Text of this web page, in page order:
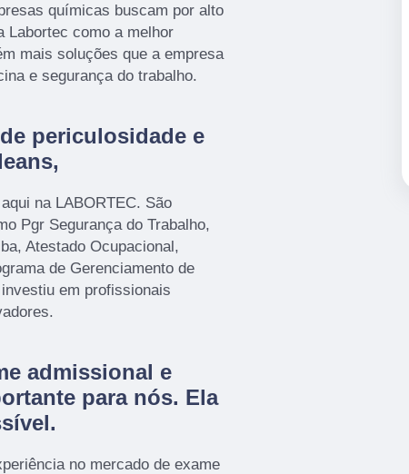
químicas buscam por alto
Labortec como a melhor
mais soluções que a empresa
e segurança do trabalho.
periculosidade e
na LABORTEC. São
Pgr Segurança do Trabalho,
Atestado Ocupacional,
de Gerenciamento de
em profissionais
admissional e
para nós. Ela
no mercado de exame